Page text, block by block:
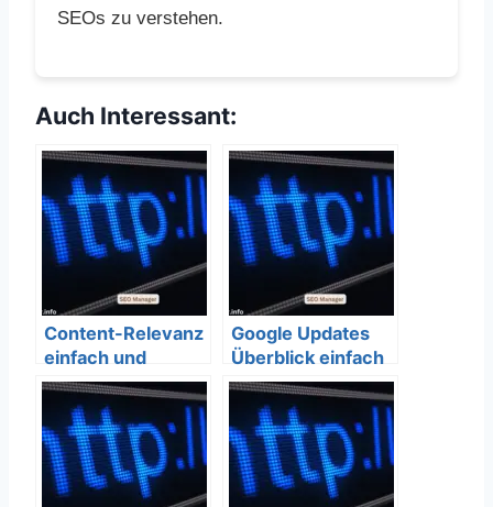
SEOs zu verstehen.
Auch Interessant:
Content-Relevanz
einfach und
verständlich
erklärt – SEO
Bedeutung
Google Updates
Überblick einfach
und verständlich
erklärt – SEO
Bedeutung